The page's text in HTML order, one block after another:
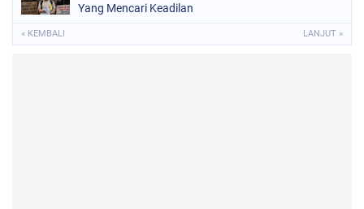
Yang Mencari Keadilan
« KEMBALI LANJUT »